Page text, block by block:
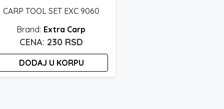
CARP TOOL SET EXC 9060
Extra Carp
230 RSD
DODAJ U KORPU